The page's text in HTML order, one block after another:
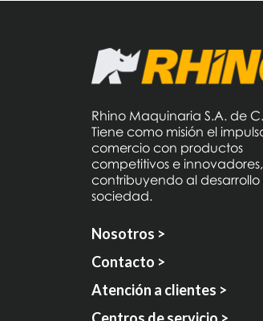
Rhino Maquinaria S.A. de
Tiene como misión el
comercio con productos
competitivos e innovadores,
contribuyendo al desarrollo
sociedad.
Nosotros >
Contacto >
Atención a clientes >